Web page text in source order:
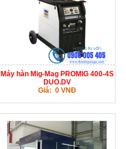
Máy hàn Mig-Mag PROMIG 400-4S
DUO.DV
Giá: 0 VNĐ